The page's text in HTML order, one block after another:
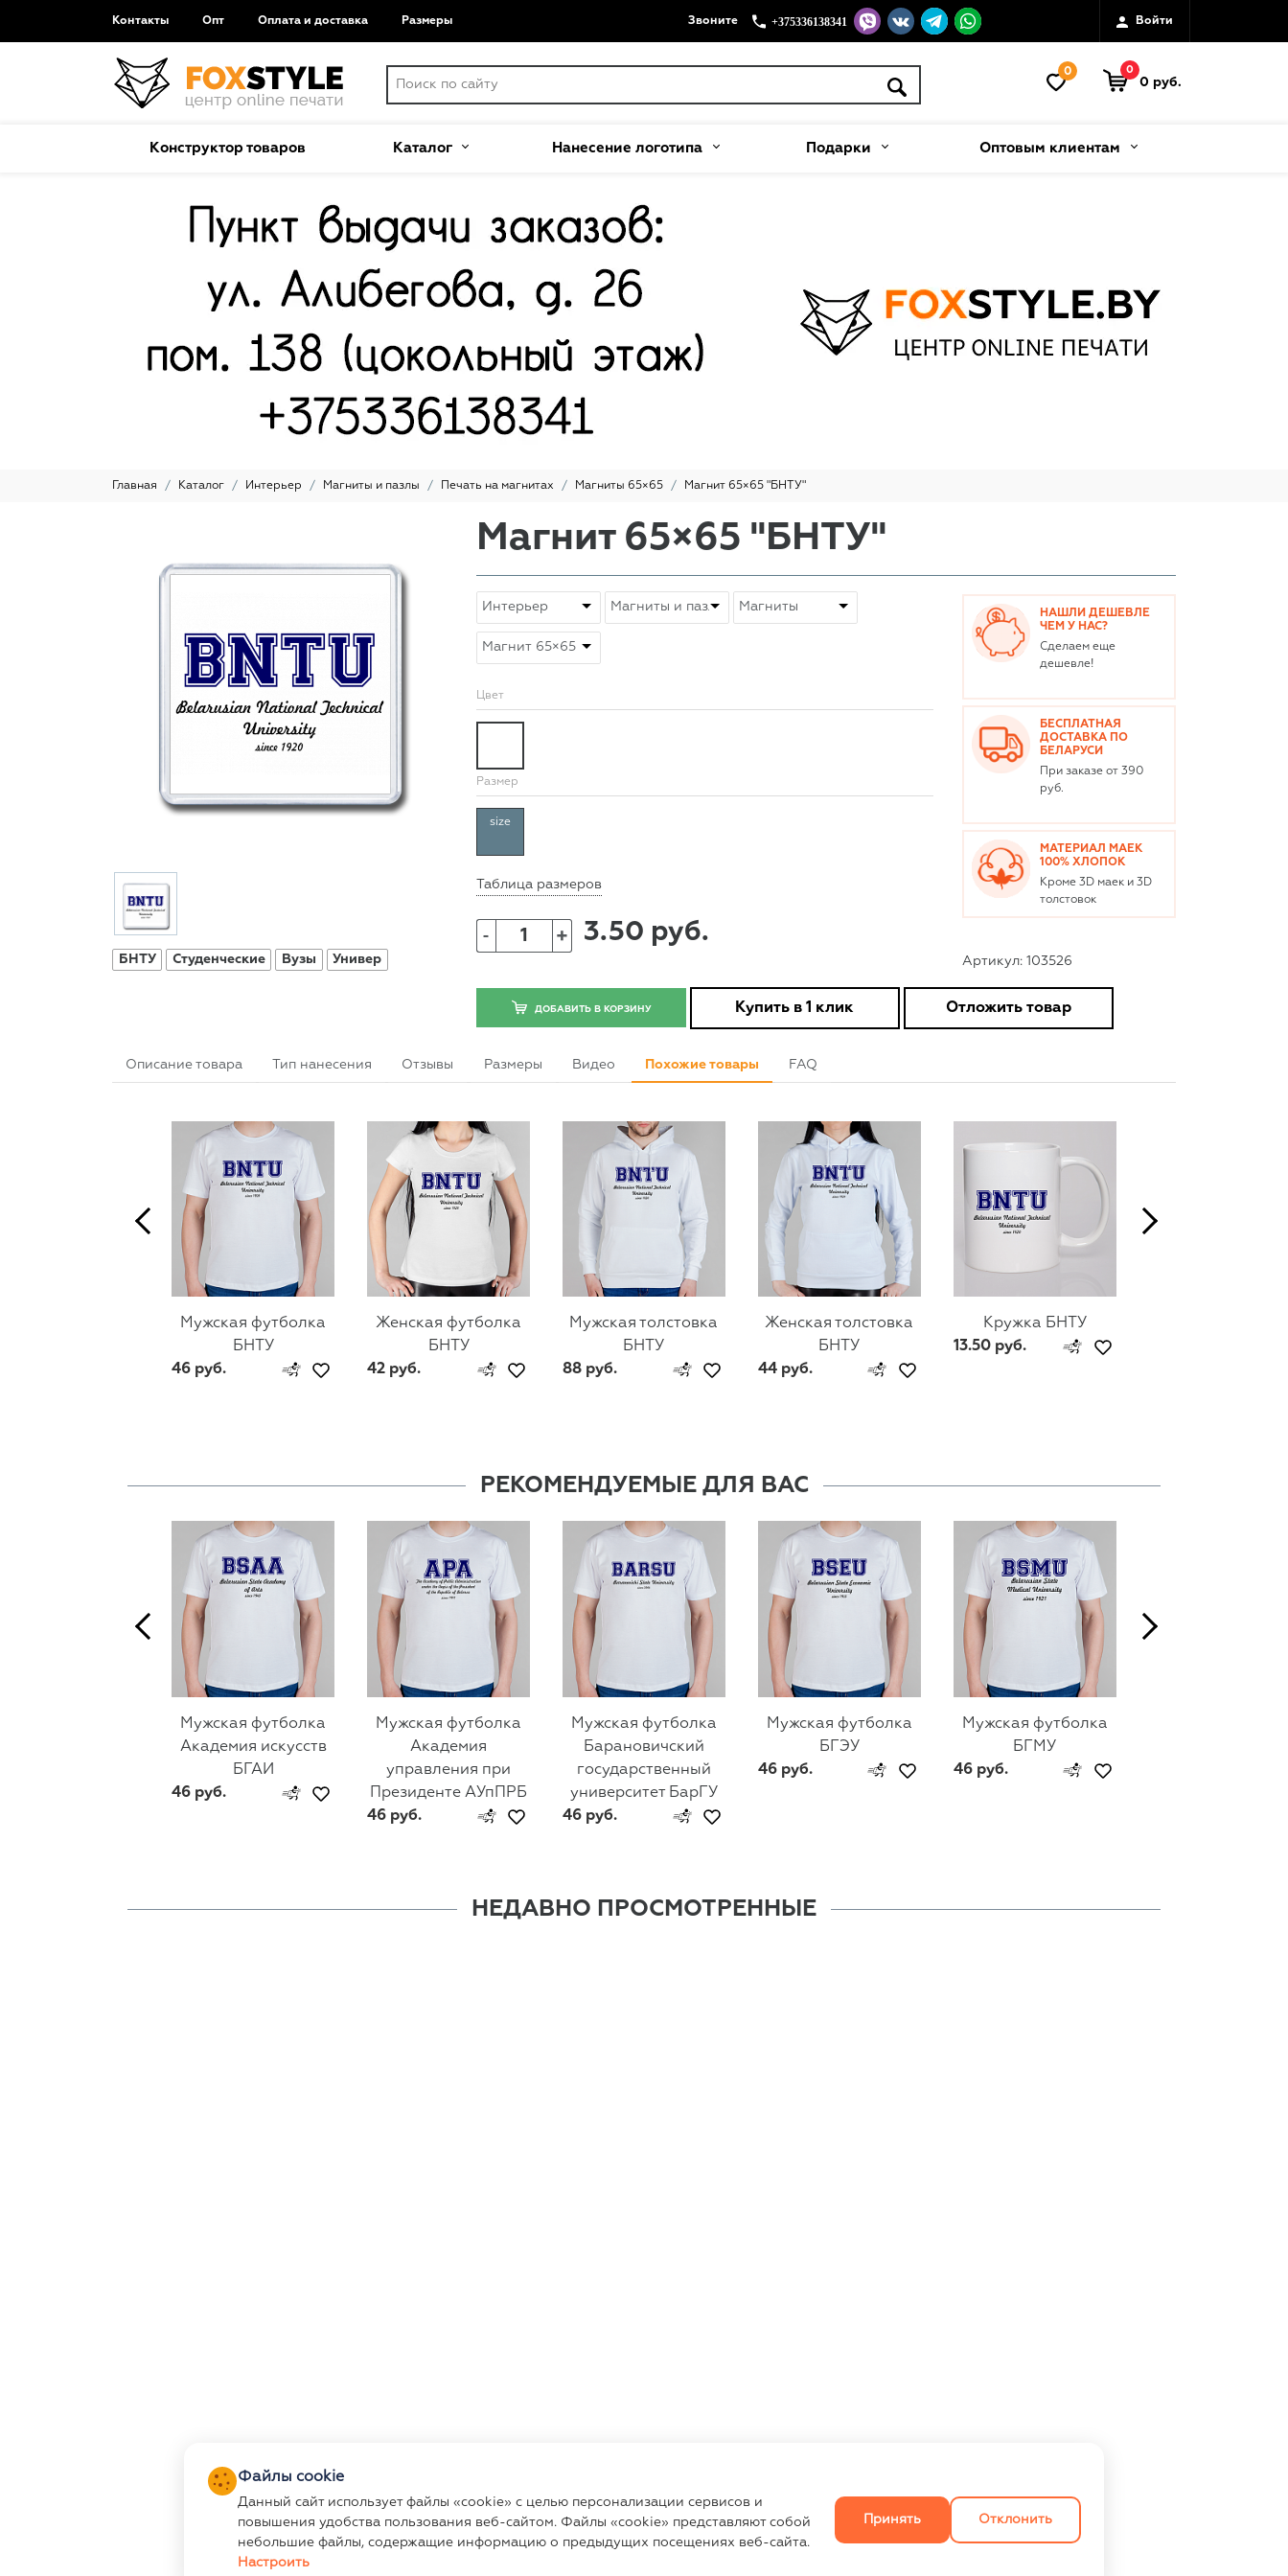
Контакты Опт Оплата и доставка Размеры Звоните +375336138341 Войти
0 0
0 руб.
Конструктор товаров Каталог Нанесение логотипа Подарки Оптовым клиентам
Главная Каталог Интерьер Магниты и пазлы Печать на магнитах Магниты 65×65 Магнит 65×65 "БНТУ"
БНТУ Студенческие Вузы Универ
Магнит 65×65 "БНТУ"
Цвет
Размер
size
Таблица размеров
- + 3.50 руб.
НАШЛИ ДЕШЕВЛЕ
ЧЕМ У НАС?
Сделаем еще
дешевле!
БЕСПЛАТНАЯ
ДОСТАВКА ПО
БЕЛАРУСИ
При заказе от 390
руб.
МАТЕРИАЛ МАЕК
100% ХЛОПОК
Кроме 3D маек и 3D
толстовок
Артикул: 103526
ДОБАВИТЬ В КОРЗИНУ Купить в 1 клик Отложить товар
Описание товара Тип нанесения Отзывы Размеры Видео Похожие товары FAQ
Мужская футболка
БНТУ
46 руб.
Женская футболка
БНТУ
42 руб.
Мужская толстовка
БНТУ
88 руб.
Женская толстовка
БНТУ
44 руб.
Кружка БНТУ
13.50 руб.
РЕКОМЕНДУЕМЫЕ ДЛЯ ВАС
Мужская футболка
Академия искусств
БГАИ
46 руб.
Мужская футболка
Академия
управления при
Президенте АУпПРБ
46 руб.
Мужская футболка
Барановичский
государственный
университет БарГУ
46 руб.
Мужская футболка
БГЭУ
46 руб.
Мужская футболка
БГМУ
46 руб.
НЕДАВНО ПРОСМОТРЕННЫЕ
Файлы cookie
Данный сайт использует файлы «cookie» с целью персонализации сервисов и
повышения удобства пользования веб-сайтом. Файлы «cookie» представляют собой
небольшие файлы, содержащие информацию о предыдущих посещениях веб-сайта.
Настроить
Принять Отклонить